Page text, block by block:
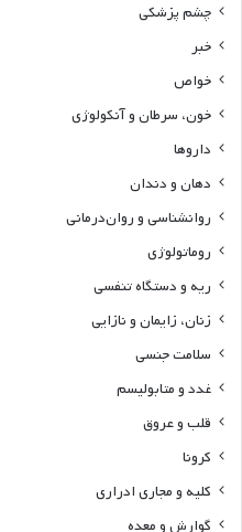
چشم پزشکی
خبر
خواص
خون، سرطان و آنکولوژی
داروها
دهان و دندان
روانشناسی و روان‌درمانی
روماتولوژی
ریه و دستگاه تنفسی
زنان، زایمان و نازایی
سلامت جنسی
غدد و متابولیسم
قلب و عروق
کرونا
کلیه و مجاری ادراری
گوارش و معده